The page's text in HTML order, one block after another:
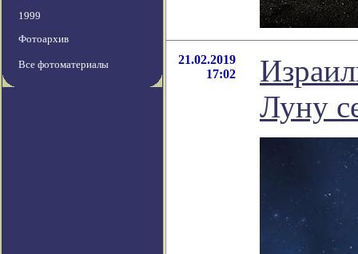
1999
Фотоархив
Все фотоматериалы
21.02.2019
17:02
Луну